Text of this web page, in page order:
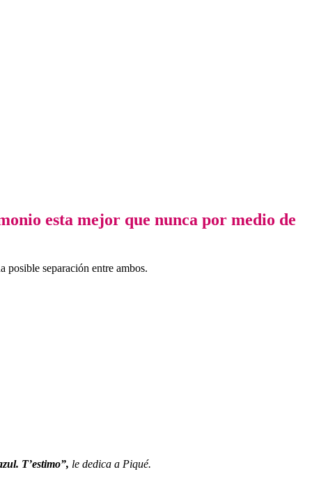
esta mejor que nunca por medio de
posible separación entre ambos.
T’estimo”, le dedica a Piqué.